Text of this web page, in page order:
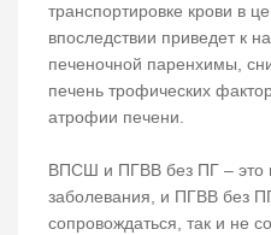
транспортировке крови в
впоследствии приведет к
печеночной паренхимы,
печень трофических
атрофии печени.
ВПСШ и ПГВВ без ПГ – это
заболевания, и ПГВВ без
сопровождаться, так и не